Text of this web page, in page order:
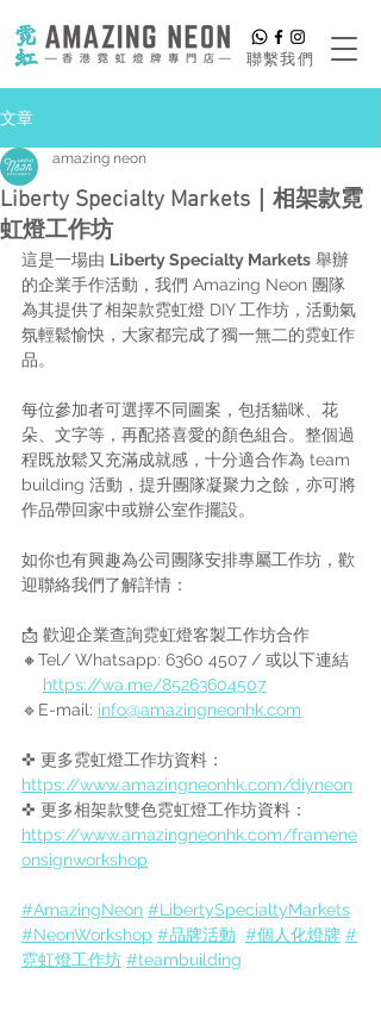
​聯繫我們
文章
Liberty Specialty Markets｜相架款霓
虹燈工作坊
amazing neon
這是一場由 Liberty Specialty Markets 舉辦
的企業手作活動，我們 Amazing Neon 團隊
為其提供了相架款霓虹燈 DIY 工作坊，活動氣
氛輕鬆愉快，大家都完成了獨一無二的霓虹作
品。
每位參加者可選擇不同圖案，包括貓咪、花
朵、文字等，再配搭喜愛的顏色組合。整個過
程既放鬆又充滿成就感，十分適合作為 team
building 活動，提升團隊凝聚力之餘，亦可將
作品帶回家中或辦公室作擺設。
如你也有興趣為公司團隊安排專屬工作坊，歡
迎聯絡我們了解詳情：
📩 歡迎企業查詢霓虹燈客製工作坊合作
🔸Tel/ Whatsapp: 6360 4507 / 或以下連結
https://wa.me/85263604507
🔹E-mail: info@amazingneonhk.com
✜ 更多霓虹燈工作坊資料：
https://www.amazingneonhk.com/diyneon
✜ 更多相架款雙色霓虹燈工作坊資料：
https://www.amazingneonhk.com/framene
onsignworkshop
#AmazingNeon #LibertySpecialtyMarkets
#NeonWorkshop #品牌活動 #個人化燈牌 #
霓虹燈工作坊 #teambuilding